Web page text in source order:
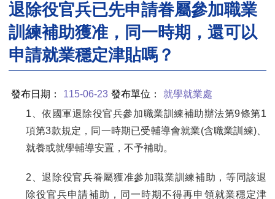
退除役官兵已先申請眷屬參加職業
訓練補助獲准，同一時期，還可以
申請就業穩定津貼嗎？
發布日期： 115-06-23 發布單位：
就學就業處
1、依國軍退除役官兵參加職業訓練補助辦法第9條第1
項第3款規定，同一時期已受輔導會就業(含職業訓練)、
就養或就學輔導安置，不予補助。
2、退除役官兵眷屬獲准參加職業訓練補助，等同該退
除役官兵申請補助，同一時期不得再申領就業穩定津